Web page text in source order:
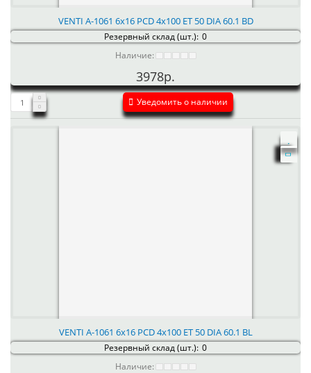
VENTI А-1061 6x16 PCD 4x100 ET 50 DIA 60.1 BD
Резервный склад (шт.): 0
Наличие:
3978р.
Уведомить о наличии
VENTI А-1061 6x16 PCD 4x100 ET 50 DIA 60.1 BL
Резервный склад (шт.): 0
Наличие: